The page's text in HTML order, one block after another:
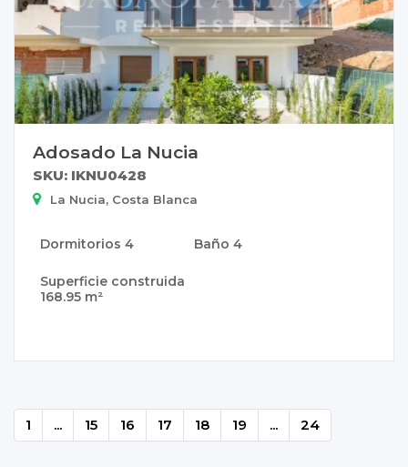
Adosado La Nucia
SKU: IKNU0428
La Nucia, Costa Blanca
Dormitorios 4 Baño4
Superficie construida
168.95 m²
1 ... 15 16 17 18 19 ... 24